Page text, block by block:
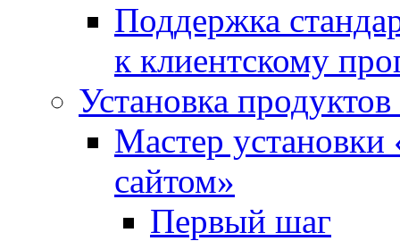
Поддержка
к клиентскому
Установка
Мастер
сайтом»
Первый шаг